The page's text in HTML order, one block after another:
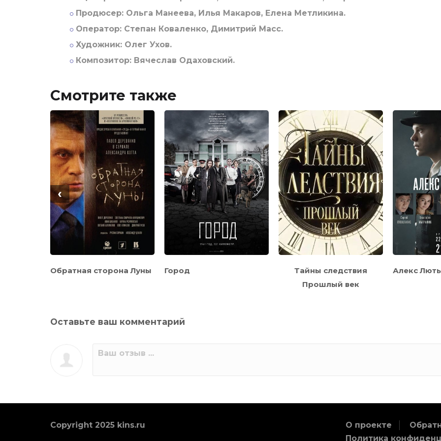
Продюсер: Ольга Манеева, Илья Макаров, Елена Метликина.
Оператор: Степан Коваленко, Димитрий Масс.
Художник: Олег Ухов.
Композитор: Вячеслав Одаховский.
Смотрите также
Обратная сторона Луны Город
Тайны следствия
Прошлый век
Алекс
‹
Оставьте ваш комментарий
Copyright 2025 kins.ru О проекте
Политика